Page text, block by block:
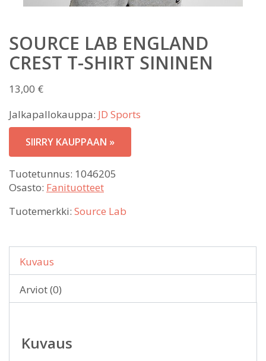
SOURCE LAB ENGLAND
CREST T-SHIRT SININEN
13,00 €
Jalkapallokauppa: JD Sports
SIIRRY KAUPPAAN »
Tuotetunnus: 1046205
Osasto: Fanituotteet
Tuotemerkki: Source Lab
Kuvaus
Arviot (0)
Kuvaus